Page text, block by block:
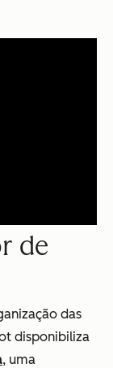
de
das
disponibiliza
, uma